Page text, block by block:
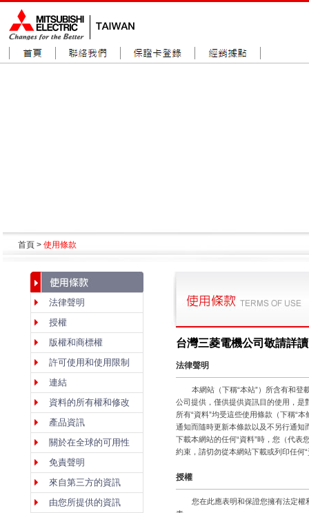
首頁 > 使用條款
法律聲明
授權
版權和商標權
許可使用和使用限制
連結
資料的所有權和修改
產品資訊
關於在全球的可用性
免責聲明
來自第三方的資訊
由您所提供的資訊
台灣三菱電機公司敬請詳
法律聲明
本網站（下稱“本站”）所含有和登
公司提供，僅供提供資訊目的使用，
所有“資料”均受這些使用條款（下稱“
通知而隨時更新本條款以及不另行通
下載本網站的任何“資料”時，您（代表
約束，請切勿從本網站下載或列印任何
授權
您在此應表明和保證您擁有法定權